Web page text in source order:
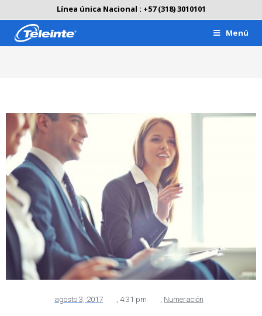
Línea única Nacional : +57 (318) 3010101
Menú
agosto 3, 2017 , 4:31 pm , Numeración